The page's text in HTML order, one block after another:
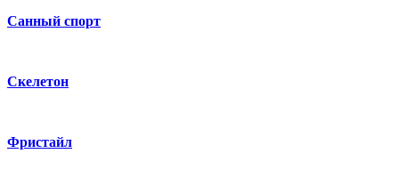
Санный спорт
Скелетон
Фристайл